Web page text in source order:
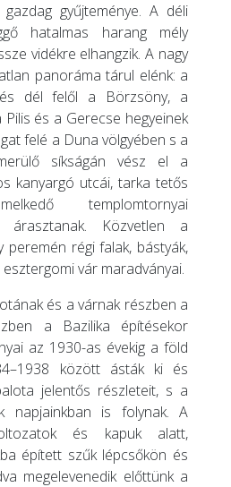
gyűjteménye. A déli
hatalmas harang mély
vidékre elhangzik. A nagy
panoráma tárul elénk: a
dél felől a Börzsöny, a
Pilis és a Gerecse hegyeinek
felé a Duna völgyében s a
síkságán vész el a
kanyargó utcái, tarka tetős
templomtornyai
árasztanak. Közvetlen a
peremén régi falak, bástyák,
vár maradványai.
és a várnak részben a
a Bazilika építésekor
az 1930-as évekig a föld
között ásták ki és
jelentős részleteit, s a
napjainkban is folynak. A
és kapuk alatt,
épített szűk lépcsőkön és
megelevenedik előttünk a